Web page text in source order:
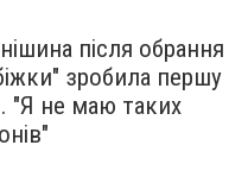
після обрання
зробила першу
. "Я не маю таких